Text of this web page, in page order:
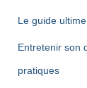
Le guide
Entretenir son
pratiques